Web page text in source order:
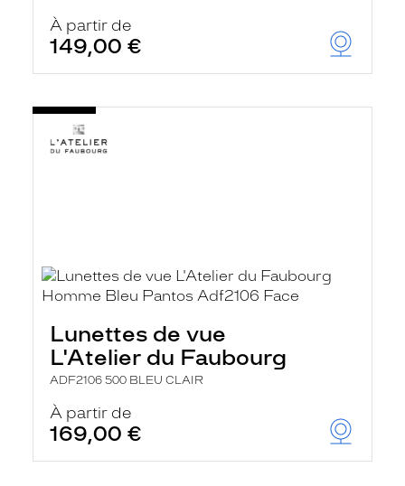
À partir de
149,00 €
Lunettes de vue
L'Atelier du Faubourg
ADF2106 500 BLEU CLAIR
À partir de
169,00 €